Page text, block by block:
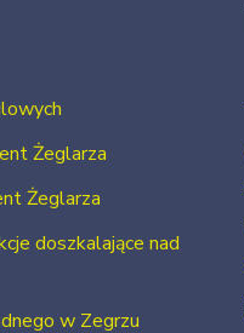
Żeglarza
Żeglarza
doszkalające nad
w Zegrzu